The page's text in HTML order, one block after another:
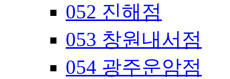
052 진해점
053 창원내서점
054 광주운암점